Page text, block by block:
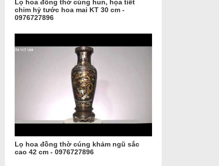
Lọ hoa đồng thờ cúng hun, họa tiết
chim hỷ tước hoa mai KT 30 cm -
0976727896
Lọ hoa đồng thờ cúng khảm ngũ sắc
cao 42 cm - 0976727896